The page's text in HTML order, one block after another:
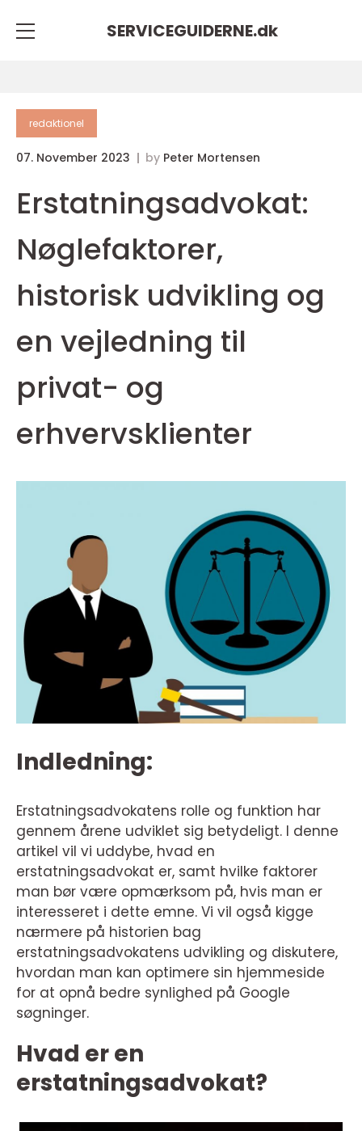
SERVICEGUIDERNE.dk
redaktionel
07. November 2023 by Peter Mortensen
Erstatningsadvokat:
Nøglefaktorer,
historisk udvikling og
en vejledning til
privat- og
erhvervsklienter
Indledning:
Erstatningsadvokatens rolle og funktion har
gennem årene udviklet sig betydeligt. I denne
artikel vil vi uddybe, hvad en
erstatningsadvokat er, samt hvilke faktorer
man bør være opmærksom på, hvis man er
interesseret i dette emne. Vi vil også kigge
nærmere på historien bag
erstatningsadvokatens udvikling og diskutere,
hvordan man kan optimere sin hjemmeside
for at opnå bedre synlighed på Google
søgninger.
Hvad er en
erstatningsadvokat?